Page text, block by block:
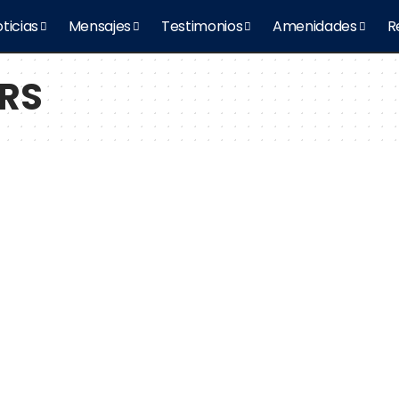
Mensajes Testimonios Amenidades